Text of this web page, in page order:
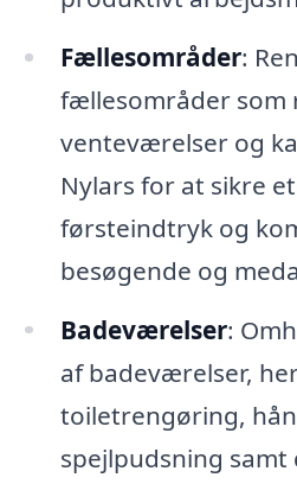
Fællesområder:
fællesområder som
venteværelser og
Nylars for at sikre
førsteindtryk og
besøgende og
Badeværelser:
af badeværelser,
toiletrengøring,
spejlpudsning